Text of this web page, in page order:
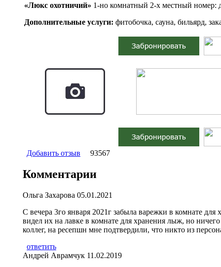
«Люкс охотничий» 1-но комнатный 2-х местный номер:
Дополнительные услуги: фитобочка, сауна, бильярд,
Добавить отзыв 93567
Комментарии
Ольга Захарова 05.01.2021
С вечера 3го января 2021г забыла варежки в комнате
видел их на лавке в комнате для хранения лыж, но
коллег, на ресепшн мне подтвердили, что никто из
ответить
Андрей Аврамчук 11.02.2019